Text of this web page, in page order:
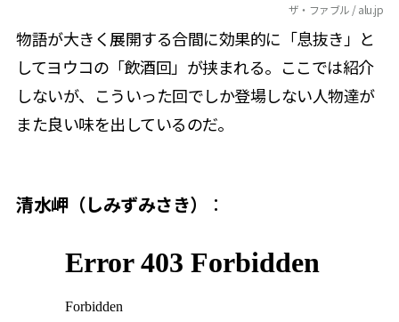
ザ・ファブル / alu.jp
物語が大きく展開する合間に効果的に「息抜き」と
してヨウコの「飲酒回」が挟まれる。ここでは紹介
しないが、こういった回でしか登場しない人物達が
また良い味を出しているのだ。
清水岬（しみずみさき） ：